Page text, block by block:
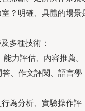
？明確、具體的場景
多種技術：
能力評估、內容推薦。
答、作文評閱、語言學
行為分析、實驗操作評